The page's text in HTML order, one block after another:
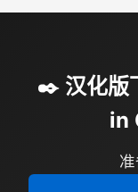
✒️ 汉化版
in